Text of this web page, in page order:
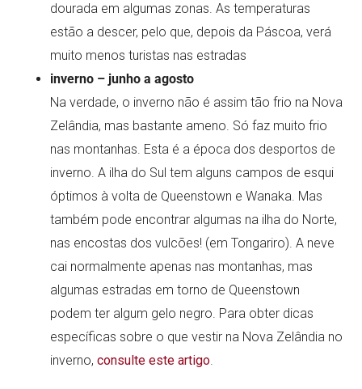
dourada em algumas zonas. As temperaturas
estão a descer, pelo que, depois da Páscoa, verá
muito menos turistas nas estradas
inverno – junho a agosto
Na verdade, o inverno não é assim tão frio na Nova
Zelândia, mas bastante ameno. Só faz muito frio
nas montanhas. Esta é a época dos desportos de
inverno. A ilha do Sul tem alguns campos de esqui
óptimos à volta de Queenstown e Wanaka. Mas
também pode encontrar algumas na ilha do Norte,
nas encostas dos vulcões! (em Tongariro). A neve
cai normalmente apenas nas montanhas, mas
algumas estradas em torno de Queenstown
podem ter algum gelo negro. Para obter dicas
específicas sobre o que vestir na Nova Zelândia no
inverno,consulte este artigo.